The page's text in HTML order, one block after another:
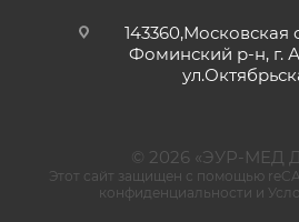
143360,Московская
Фоминский р-н, г.
© 2026 «ЭУР-МЕД
Этот сайт защищен с помощью
конфиденциальности и